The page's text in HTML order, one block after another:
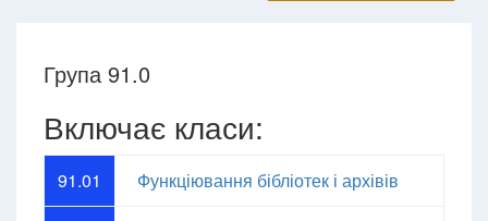
Група 91.0
Включає класи:
91.01 Функціювання бібліотек і архівів